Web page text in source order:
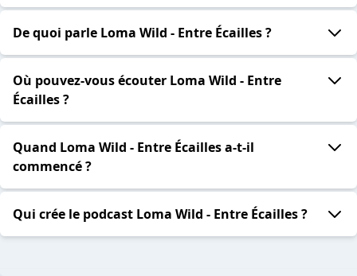
De quoi parle Loma Wild - Entre Écailles ?
Où pouvez-vous écouter Loma Wild - Entre
Écailles ?
Quand Loma Wild - Entre Écailles a-t-il
commencé ?
Qui crée le podcast Loma Wild - Entre Écailles ?